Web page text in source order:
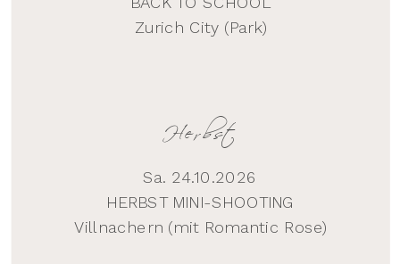
HERBST MINI-SHOOTING
Villnachern (mit Romantic Rose)
Sa. 24.10.2026
Herbst
Zurich City (Park)